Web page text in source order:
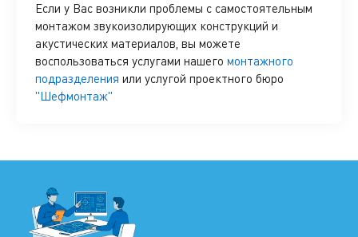
Если у Вас возникли проблемы с самостоятельным
монтажом звукоизолирующих конструкций и
акустических материалов, вы можете
воспользоваться услугами нашего монтажного
подразделения или услугой проектного бюро
"Шефмонтаж"